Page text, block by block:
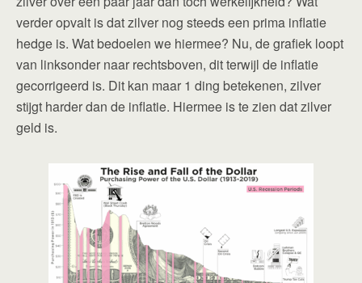
verder opvalt is dat zilver nog steeds een prima inflatie
hedge is. Wat bedoelen we hiermee? Nu, de grafiek loopt
van linksonder naar rechtsboven, dit terwijl de inflatie
gecorrigeerd is. Dit kan maar 1 ding betekenen, zilver
stijgt harder dan de inflatie. Hiermee is te zien dat zilver
geld is.